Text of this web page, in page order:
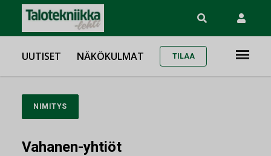
UUTISET NÄKÖKULMAT TILAA
NIMITYS
Vahanen-yhtiöt